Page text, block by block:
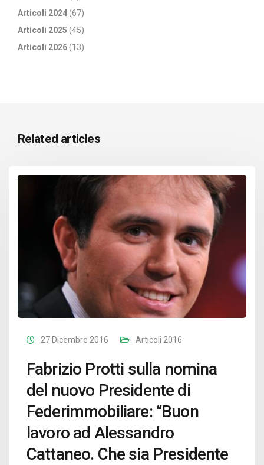
Articoli 2024(67)
Articoli 2025 (45)
Articoli 2026(13)
Related articles
27 Dicembre 2016 Articoli 2016
Fabrizio Protti sulla nomina
del nuovo Presidente di
Federimmobiliare: “Buon
lavoro ad Alessandro
Cattaneo. Che sia Presidente